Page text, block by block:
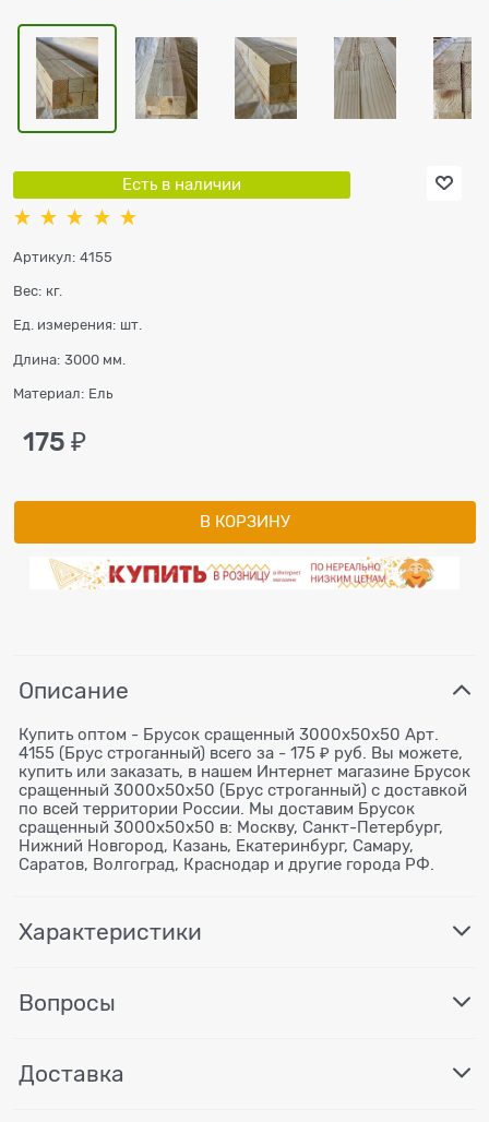
Есть в наличии
Артикул: 4155
Вес: кг.
Ед. измерения: шт.
Длина: 3000 мм.
Материал: Ель
175 ₽
В КОРЗИНУ
Описание
Купить оптом - Брусок сращенный 3000x50x50 Арт.
4155 (Брус строганный) всего за - 175 ₽ руб. Вы можете,
купить или заказать, в нашем Интернет магазине Брусок
сращенный 3000x50x50 (Брус строганный) с доставкой
по всей территории России. Мы доставим Брусок
сращенный 3000x50x50 в: Москву, Санкт-Петербург,
Нижний Новгород, Казань, Екатеринбург, Самару,
Саратов, Волгоград, Краснодар и другие города РФ.
Характеристики
Вопросы
Доставка